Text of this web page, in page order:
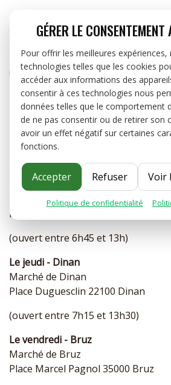
GÉRER LE
Pour offrir les meilleures expériences,
technologies telles que les cookies
accéder aux informations des
consentir à ces technologies nous
données telles que le comportement
de ne pas consentir ou de retirer son
avoir un effet négatif sur certaines
fonctions.
Accepter Refuser Voir
Politique de confidentialité
CONTACTEZ-
RETROUVEZ-NOUS SUR L'UN DE
DU MERCREDI AU DIMANCHE
Le mercredi - Rennes
Marché Sainte Thérèse
Place du Souvenir 35000 Rennes
(ouvert entre 6h45 et 13h)
Le jeudi - Dinan
Marché de Dinan
Place Duguesclin 22100 Dinan
(ouvert entre 7h15 et 13h30)
Le vendredi - Bruz
Marché de Bruz
Place Marcel Pagnol 35000 Bruz
CAFÉS
THÉS ET
OFFRES
À
BLOG
CONTACT